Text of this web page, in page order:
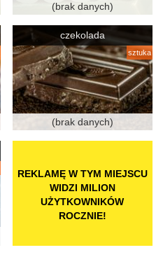
(brak danych)
czekolada
sztuka
(brak danych)
REKLAMĘ W TYM MIEJSCU
WIDZI MILION
UŻYTKOWNIKÓW
ROCZNIE!